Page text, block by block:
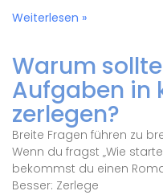
Weiterlesen »
Warum
Aufgaben in
zerlegen?
Breite Fragen führen zu
Wenn du fragst „Wie
bekommst du einen
Besser: Zerlege